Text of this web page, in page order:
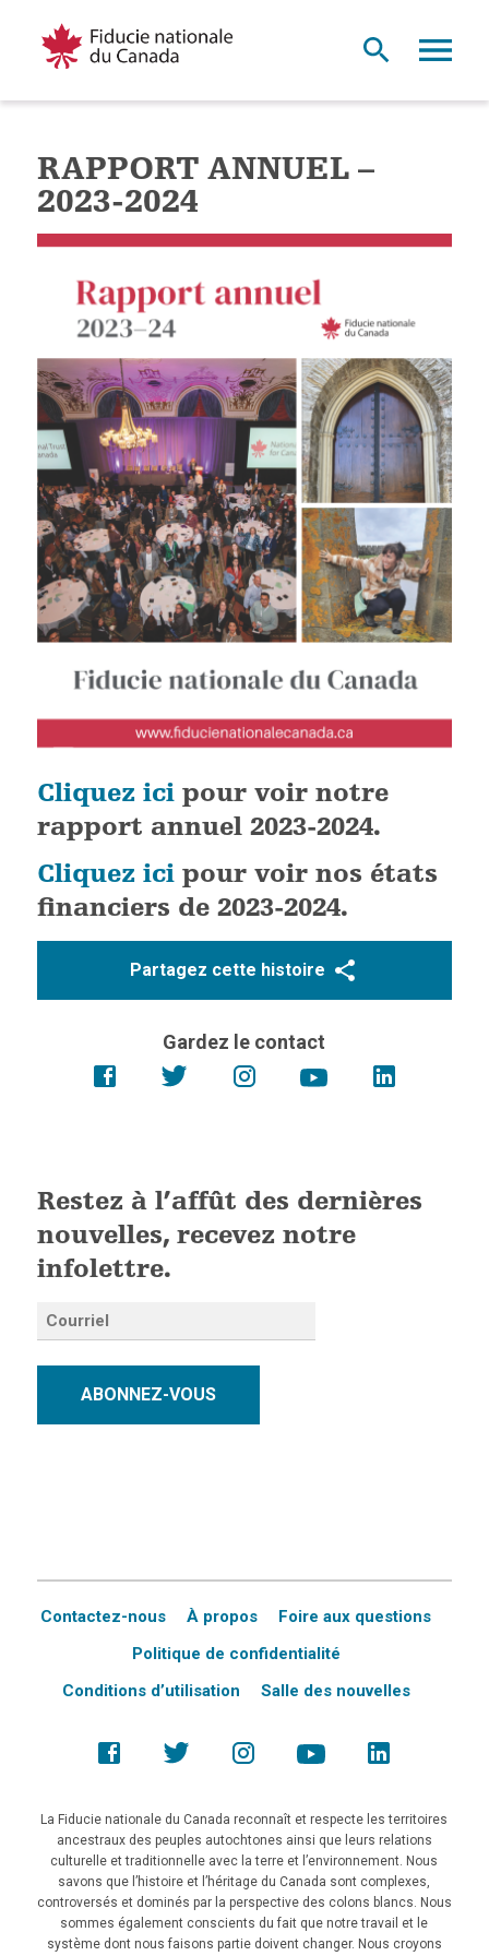
RAPPORT ANNUEL –
2023-2024
Cliquez icipour voir notre
rapport annuel 2023-2024.
Cliquez icipour voir nos états
financiers de 2023-2024.
Partagez cette histoire
Gardez le contact
Restez à l’affût des dernières
nouvelles, recevez notre
infolettre.
ABONNEZ-VOUS
Contactez-nous À propos
Foire aux questions
Politique de confidentialité
Conditions d’utilisation
Salle des nouvelles
La Fiducie nationale du Canada reconnaît et respecte les territoires
ancestraux des peuples autochtones ainsi que leurs relations
culturelle et traditionnelle avec la terre et l’environnement. Nous
savons que l’histoire et l’héritage du Canada sont complexes,
controversés et dominés par la perspective des colons blancs. Nous
sommes également conscients du fait que notre travail et le
système dont nous faisons partie doivent changer. Nous croyons